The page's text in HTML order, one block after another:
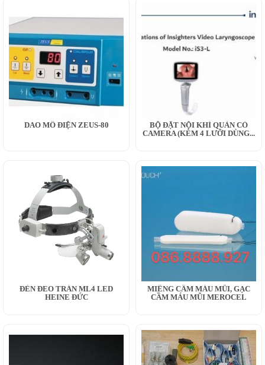
DAO MỔ ĐIỆN ZEUS-80
BỘ ĐẶT NỘI KHÍ QUẢN CÓ
CAMERA (KÈM 4 LƯỠI DÙNG...
ĐÈN ĐEO TRÁN ML4 LED
HEINE ĐỨC
MIẾNG CẦM MÁU MŨI, GẠC
CẦM MÁU MŨI MEROCEL